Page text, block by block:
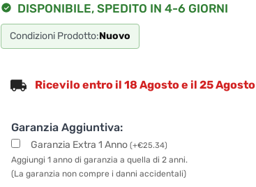
DISPONIBILE, SPEDITO IN 4-6 GIORNI
Condizioni Prodotto:Nuovo
Ricevilo entro il 18 Agosto e il 25 Agosto
Garanzia Aggiuntiva:
Garanzia Extra 1 Anno (+€25.34)
Aggiungi 1 anno di garanzia a quella di 2 anni.
(La garanzia non compre i danni accidentali)